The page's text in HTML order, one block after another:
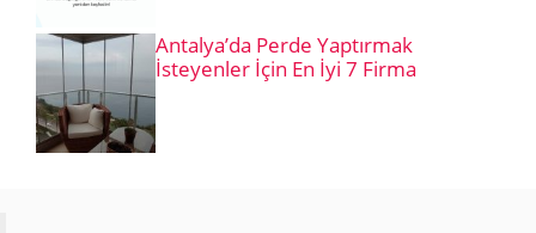
Antalya’da Perde Yaptırmak
İsteyenler İçin En İyi 7 Firma